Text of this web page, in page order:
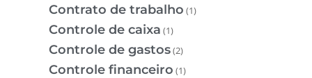
Contrato de trabalho (1)
Controle de caixa (1)
Controle de gastos(2)
Controle financeiro (1)